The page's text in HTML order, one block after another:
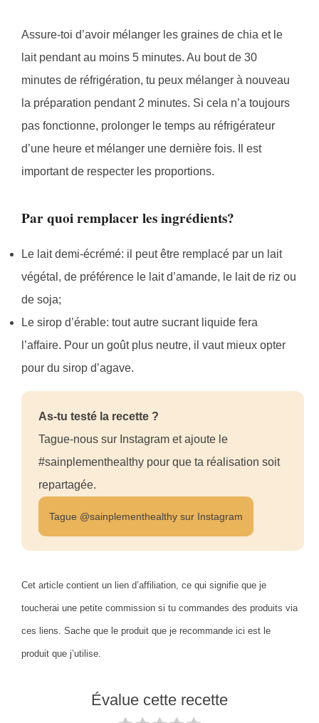
Assure-toi d’avoir mélanger les graines de chia et le
lait pendant au moins 5 minutes. Au bout de 30
minutes de réfrigération, tu peux mélanger à nouveau
la préparation pendant 2 minutes. Si cela n’a toujours
pas fonctionne, prolonger le temps au réfrigérateur
d’une heure et mélanger une dernière fois. Il est
important de respecter les proportions.
Par quoi remplacer les ingrédients?
Le lait demi-écrémé: il peut être remplacé par un lait
végétal, de préférence le lait d’amande, le lait de riz ou
de soja;
Le sirop d’érable: tout autre sucrant liquide fera
l’affaire. Pour un goût plus neutre, il vaut mieux opter
pour du sirop d’agave.
As-tu testé la recette ?
Tague-nous sur Instagram et ajoute le
#sainplementhealthy pour que ta réalisation soit
repartagée.
Tague @sainplementhealthy sur Instagram
Cet article contient un lien d’affiliation, ce qui signifie que je
toucherai une petite commission si tu commandes des produits via
ces liens. Sache que le produit que je recommande ici est le
produit que j’utilise.
Évalue cette recette